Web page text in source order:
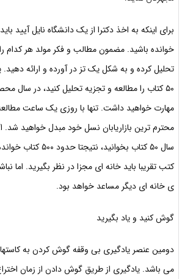
خوانده باشید. مضمون مطالب و فکر مولد هر کدام
۵۰ کتاب را مطالعه و تجزیه تحلیل کنید، در سال
مهارت خواهید داشت. تنها با روزی یک ساعت
سال ۵۰ کتاب بخوانید،
کتب تقریبا باید خانه ای مجزا در نظر بگیرید. اما
ی خانه ای دیگر مساعد خواهد بود.
گوش کنید و یاد بگیرید
دومین عنصر یادگیری بی وقفه گوش کردن به
می باشد. یادگیری از طریق گوش دادن از زمان